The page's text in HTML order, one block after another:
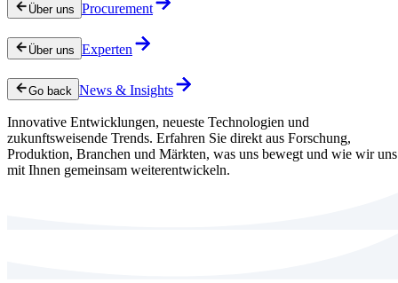
Über uns Procurement
Über uns Experten
Go back News & Insights
Innovative Entwicklungen, neueste Technologien und
zukunftsweisende Trends. Erfahren Sie direkt aus Forschung,
Produktion, Branchen und Märkten, was uns bewegt und wie wir uns
mit Ihnen gemeinsam weiterentwickeln.